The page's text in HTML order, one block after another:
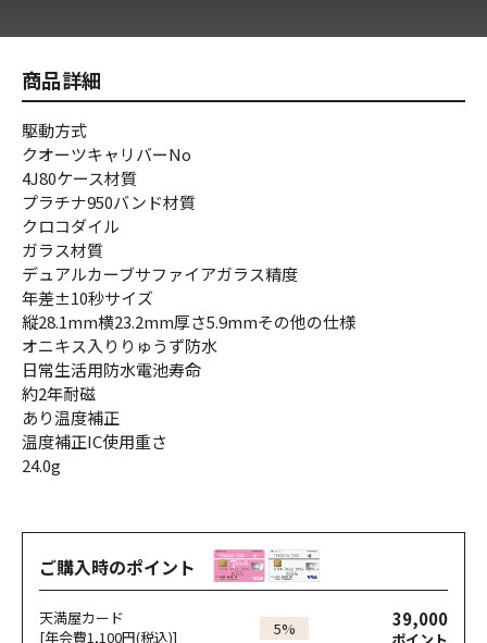
商品詳細
駆動方式
クオーツキャリバーNo
4J80ケース材質
プラチナ950バンド材質
クロコダイル
ガラス材質
デュアルカーブサファイアガラス精度
年差±10秒サイズ
縦28.1mm横23.2mm厚さ5.9mmその他の仕様
オニキス入りりゅうず防水
日常生活用防水電池寿命
約2年耐磁
あり温度補正
温度補正IC使用重さ
24.0g
ご購入時のポイント
天満屋カード
[年会費1,100円(税込)]
5% 39,000